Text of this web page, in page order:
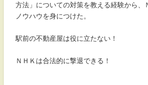
方法」についての対策を教える経験から、
ノウハウを身につけた。
駅前の不動産屋は役に立たない！
ＮＨＫは合法的に撃退できる！